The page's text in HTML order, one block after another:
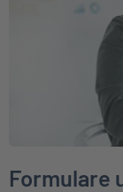
Formulare